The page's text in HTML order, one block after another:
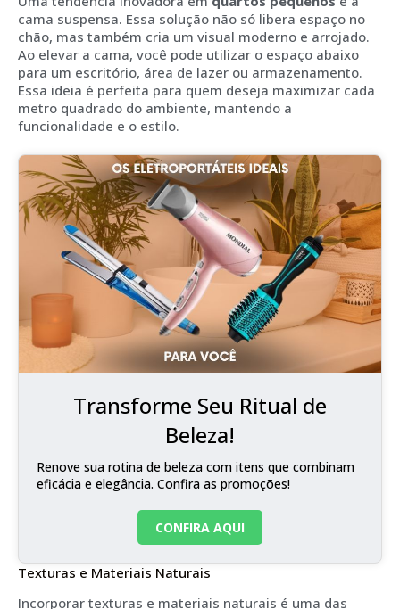
cama suspensa. Essa solução não só libera espaço no
chão, mas também cria um visual moderno e arrojado.
Ao elevar a cama, você pode utilizar o espaço abaixo
para um escritório, área de lazer ou armazenamento.
Essa ideia é perfeita para quem deseja maximizar cada
metro quadrado do ambiente, mantendo a
funcionalidade e o estilo.
Transforme Seu Ritual de
Beleza!
Renove sua rotina de beleza com itens que combinam
eficácia e elegância. Confira as promoções!
CONFIRA AQUI
Texturas e Materiais Naturais
Incorporar texturas e materiais naturais é uma das